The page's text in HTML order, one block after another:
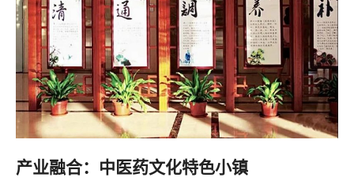
产业融合：中医药文化特色小镇